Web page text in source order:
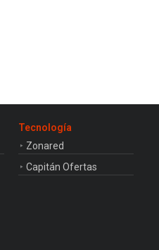
Tecnología
Zonared
Capitán Ofertas